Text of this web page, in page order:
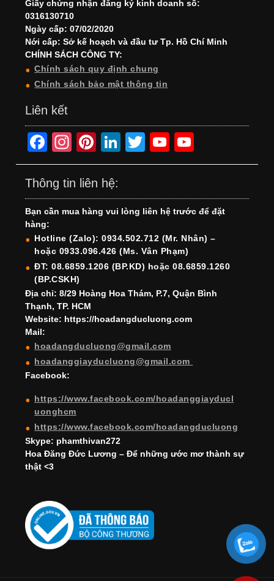
Giấy chứng nhận đăng ký kinh doanh số:
0316130710
Ngày cấp: 07/02/2020
Nới cấp: Sở kế hoạch và đầu tư Tp. Hồ Chí Minh
CHÍNH SÁCH CÔNG TY:
Chính sách quy định chung
Chính sách bảo mật thông tin
Liên kết
F
a
c
e
b
o
o
k
In
st
a
gr
a
m
Pi
nt
er
e
st
Li
n
e
dI
n
T
wi
er
Y
o
T
u
b
e
o
T
u
b
e
h
Thông tin liên hệ:
Bạn cần mua hàng vui lòng liên hệ trước để đặt
hàng:
Hotline (Zalo): 0934.502.712 (Mr. Nhân) –
hoặc 0933.096.426 (Ms. Vân Phạm)
ĐT: 08.6859.1206 (BP.KD) hoặc 08.6859.1260
(BP.CSKH)
Địa chỉ: 8/29 Hoàng Hoa Thám, P.7, Quận Bình
Thạnh, TP. HCM
Website: https://hoadangducluong.com
Mail:
hoadangducluong@gmail.com
hoadanggiayducluong@gmail.com
Facebook:
https://www.facebook.com/hoadanggiayducl
uonghcm
https://www.facebook.com/hoadangducluong
Skype: phamthivan272
Hoa Đăng Đức Lương – Để những ước mơ thành sự
thật <3